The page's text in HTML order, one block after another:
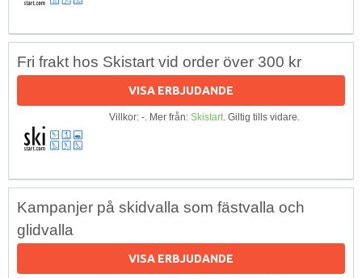
Fri frakt hos Skistart vid order över 300 kr
VISA ERBJUDANDE
Villkor: -. Mer från: Skistart. Giltig tills vidare.
Kampanjer på skidvalla som fästvalla och
glidvalla
VISA ERBJUDANDE